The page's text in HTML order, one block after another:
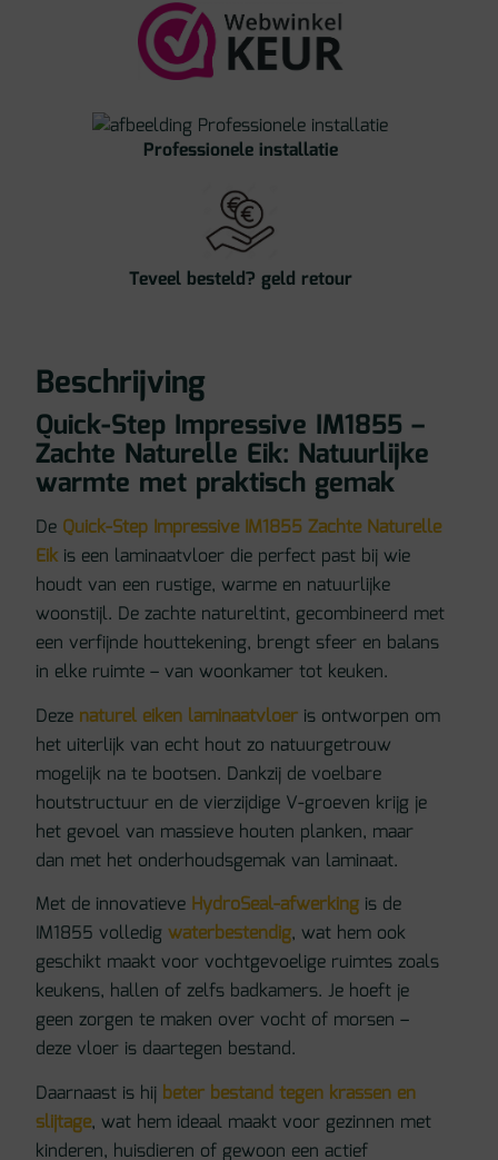
Professionele installatie
Teveel besteld? geld retour
Beschrijving
Quick-Step Impressive IM1855 –
Zachte Naturelle Eik: Natuurlijke
warmte met praktisch gemak
De Quick-Step Impressive IM1855 Zachte Naturelle
Eik is een laminaatvloer die perfect past bij wie
houdt van een rustige, warme en natuurlijke
woonstijl. De zachte natureltint, gecombineerd met
een verfijnde houttekening, brengt sfeer en balans
in elke ruimte – van woonkamer tot keuken.
Deze naturel eiken laminaatvloer is ontworpen om
het uiterlijk van echt hout zo natuurgetrouw
mogelijk na te bootsen. Dankzij de voelbare
houtstructuur en de vierzijdige V-groeven krijg je
het gevoel van massieve houten planken, maar
dan met het onderhoudsgemak van laminaat.
Met de innovatieve HydroSeal-afwerking is de
IM1855 volledigwaterbestendig, wat hem ook
geschikt maakt voor vochtgevoelige ruimtes zoals
keukens, hallen of zelfs badkamers. Je hoeft je
geen zorgen te maken over vocht of morsen –
deze vloer is daartegen bestand.
Daarnaast is hij beter bestand tegen krassen en
slijtage, wat hem ideaal maakt voor gezinnen met
kinderen, huisdieren of gewoon een actief